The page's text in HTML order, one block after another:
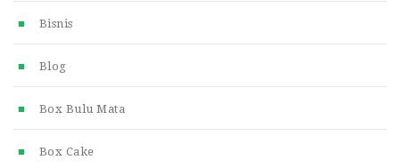
Bisnis
Blog
Box Bulu Mata
Box Cake